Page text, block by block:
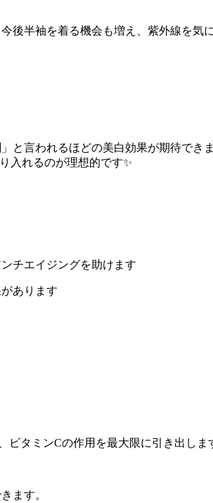
半袖を着る機会も増え、紫外線を気
と言われるほどの美白効果が期待で
入れるのが理想的です✨
チエイジングを助けます
あります
タミンCの作用を最大限に引き出しま
ます。